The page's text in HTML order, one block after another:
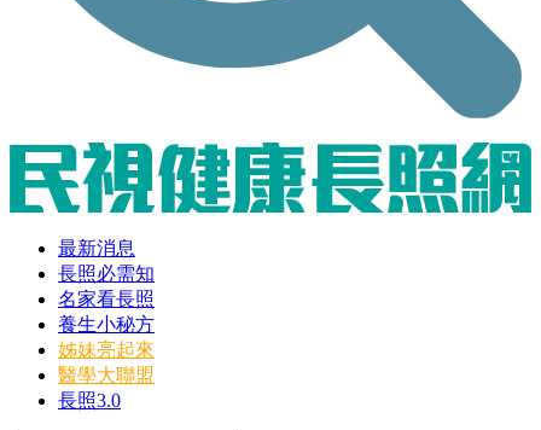
最新消息
長照必需知
名家看長照
養生小秘方
姊妹亮起來
醫學大聯盟
長照3.0